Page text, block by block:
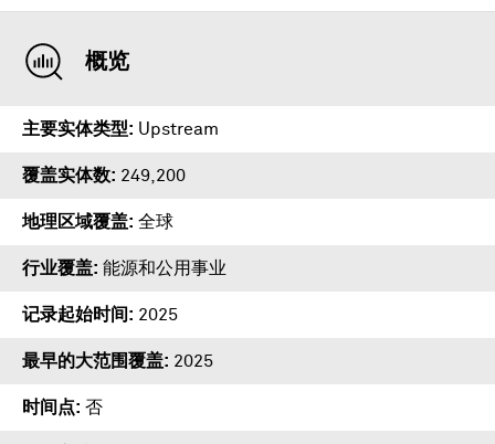
概览
主要实体类型 Upstream
覆盖实体数 249,200
地理区域覆盖 全球
行业覆盖 能源和公用事业
记录起始时间 2025
最早的大范围覆盖 2025
时间点 否